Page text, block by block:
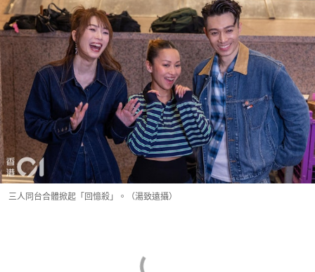
三人同台合體掀起「回憶殺」。（湯致遠攝）